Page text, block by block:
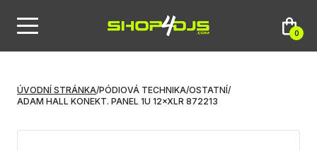
0
ÚVODNÍ STRÁNKA/PÓDIOVÁ TECHNIKA/OSTATNÍ/
ADAM HALL KONEKT. PANEL 1U 12×XLR 872213